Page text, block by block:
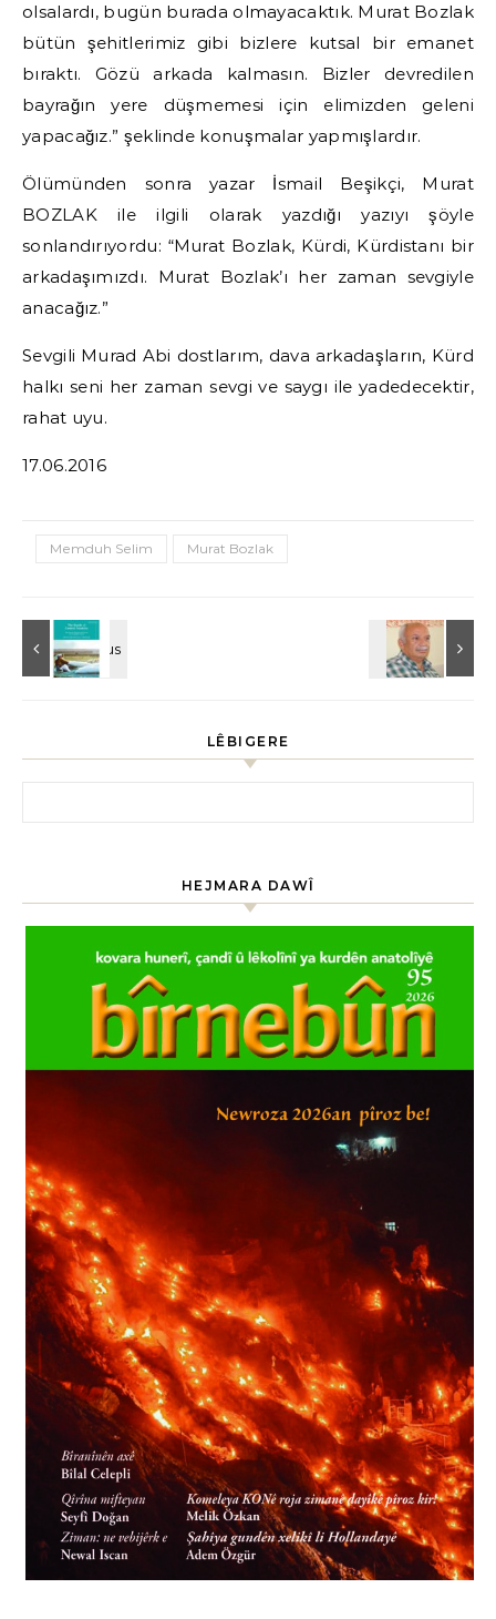
olsalardı, bugün burada olmayacaktık. Murat Bozlak
bütün şehitlerimiz gibi bizlere kutsal bir emanet
bıraktı. Gözü arkada kalmasın. Bizler devredilen
bayrağın yere düşmemesi için elimizden geleni
yapacağız.” şeklinde konuşmalar yapmışlardır.
Ölümünden sonra yazar İsmail Beşikçi, Murat
BOZLAK ile ilgili olarak yazdığı yazıyı şöyle
sonlandırıyordu: “Murat Bozlak, Kürdi, Kürdistanı bir
arkadaşımızdı. Murat Bozlak’ı her zaman sevgiyle
anacağız.”
Sevgili Murad Abi dostlarım, dava arkadaşların, Kürd
halkı seni her zaman sevgi ve saygı ile yadedecektir,
rahat uyu.
17.06.2016
Memduh Selim Murat Bozlak
LÊBIGERE
HEJMARA DAWÎ